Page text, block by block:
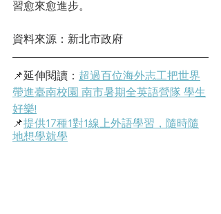
習愈來愈進步。
資料來源：新北市政府
📌延伸閱讀： 超過百位海外志工把世界
帶進臺南校園 南市暑期全英語營隊 學生
好樂!
📌提供17種1對1線上外語學習，隨時隨
地想學就學